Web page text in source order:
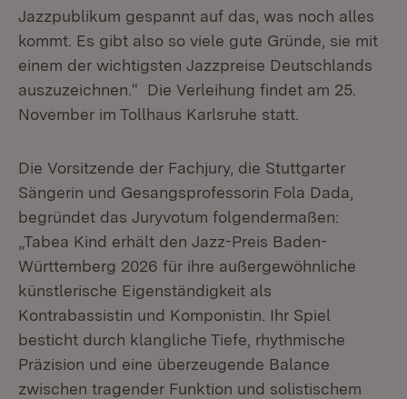
Jazzpublikum gespannt auf das, was noch alles
kommt. Es gibt also so viele gute Gründe, sie mit
einem der wichtigsten Jazzpreise Deutschlands
auszuzeichnen.“ Die Verleihung findet am 25.
November im Tollhaus Karlsruhe statt.
Die Vorsitzende der Fachjury, die Stuttgarter
Sängerin und Gesangsprofessorin Fola Dada,
begründet das Juryvotum folgendermaßen:
„Tabea Kind erhält den Jazz-Preis Baden-
Württemberg 2026 für ihre außergewöhnliche
künstlerische Eigenständigkeit als
Kontrabassistin und Komponistin. Ihr Spiel
besticht durch klangliche Tiefe, rhythmische
Präzision und eine überzeugende Balance
zwischen tragender Funktion und solistischem